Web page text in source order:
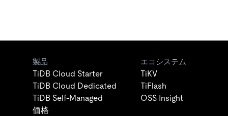
製品
TiDB Cloud Starter
TiDB Cloud Dedicated
TiDB Self-Managed
価格
エコシステム
TiKV
TiFlash
OSS Insight